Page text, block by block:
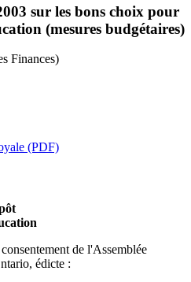
sur les bons choix pour
(mesures budgétaires)
Finances)
(PDF)
de l'Assemblée
édicte :